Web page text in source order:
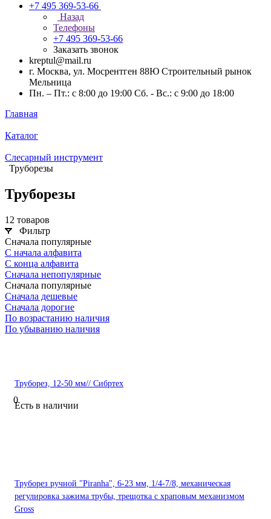
+7 495 369-53-66
Назад
Телефоны
+7 495 369-53-66
Заказать звонок
kreptul@mail.ru
г. Москва, ул. Мосрентген 88Ю Строительный рынок
Мельница
Пн. – Пт.: с 8:00 до 19:00 Сб. - Вс.: с 9:00 до 18:00
Главная
Каталог
Слесарный инструмент
Труборезы
Труборезы
12 товаров
Фильтр
Сначала популярные
С начала алфавита
С конца алфавита
Сначала непопулярные
Сначала популярные
Сначала дешевые
Сначала дорогие
По возрастанию наличия
По убыванию наличия
Труборез, 12-50 мм// Сибртех
0
Есть в наличии
Труборез ручной "Piranha", 6-23 мм, 1/4-7/8, механическая
регулировка зажима трубы, трещотка с храповым механизмом
Gross